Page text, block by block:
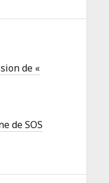
de «
de SOS